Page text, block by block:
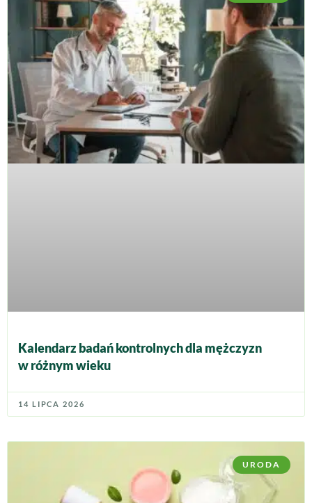
Kalendarz badań kontrolnych dla mężczyzn
w różnym wieku
14 LIPCA 2026
URODA